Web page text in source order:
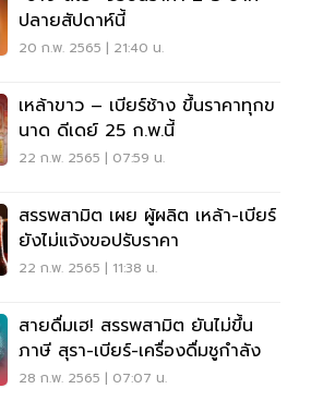
ปลายสัปดาห์นี้
20 ก.พ. 2565 | 21:40 น.
เหล้าขาว – เบียร์ช้าง ขึ้นราคาทุกข
นาด ดีเดย์ 25 ก.พ.นี้
22 ก.พ. 2565 | 07:59 น.
สรรพสามิต เผย ผู้ผลิต เหล้า-เบียร์
ยังไม่แจ้งขอปรับราคา
22 ก.พ. 2565 | 11:38 น.
สายดื่มเฮ! สรรพสามิต ยันไม่ขึ้น
ภาษี สุรา-เบียร์-เครื่องดื่มชูกำลัง
28 ก.พ. 2565 | 07:07 น.